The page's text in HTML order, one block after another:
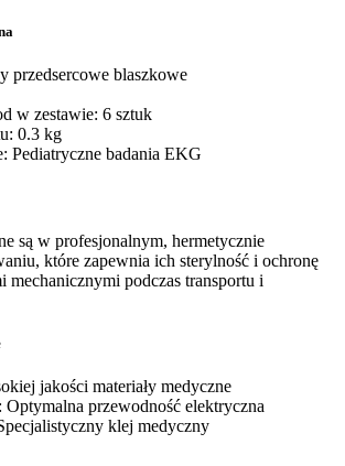
przedsercowe blaszkowe
w zestawie: 6 sztuk
0.3 kg
Pediatryczne badania EKG
są w profesjonalnym, hermetycznie
które zapewnia ich sterylność i ochronę
mechanicznymi podczas transportu i
jakości materiały medyczne
Optymalna przewodność elektryczna
klej medyczny